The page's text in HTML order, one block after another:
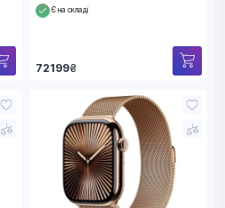
Є на складі
72199₴